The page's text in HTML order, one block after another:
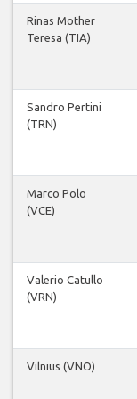
Rinas Mother
Teresa (TIA)
Sandro Pertini
(TRN)
Marco Polo
(VCE)
Valerio Catullo
(VRN)
Vilnius (VNO)